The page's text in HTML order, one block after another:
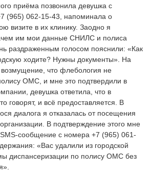
приёма позвонила девушка с
(965) 062-15-43, напоминала о
визите в их клинику. Заодно я
им мои данные СНИЛС и полиса
раздраженным голосом пояснили: «Как
ходите? Нужны документы». На
что флебология не
ОМС, и мне это подтвердили в
девушка ответила, что в
говорят, и всё предоставляется. В
диалога я отказалась от посещения
В подтверждение этого мне
сообщение с номера +7 (965) 061-
«Вас удалили из городской
диспансеризации по полису ОМС без